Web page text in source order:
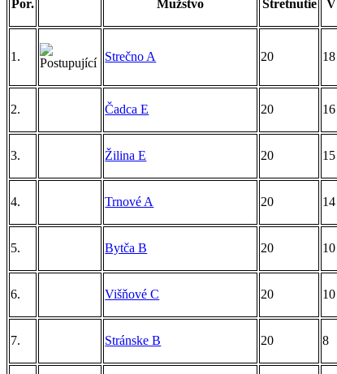
Por. Mužstvo Stretnutie V
1. Strečno A 20 18
2. Čadca E 20 16
3. Žilina E 20 15
4. Trnové A 20 14
5. Bytča B 20 10
6. Višňové C 20 10
7. Stránske B 20 8